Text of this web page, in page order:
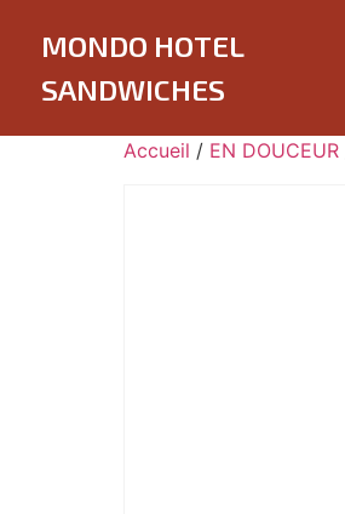
MONDO HOTEL
SANDWICHES
Accueil / EN DOUCEUR